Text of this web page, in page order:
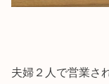
夫婦２人で営業さ